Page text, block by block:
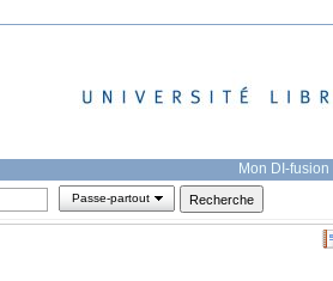
Mon DI-fusion
Passe-partout